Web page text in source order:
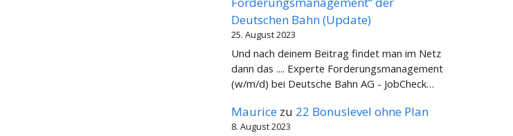
Deutschen Bahn (Update)
25. August 2023
Und nach deinem Beitrag findet man im Netz
dann das .... Experte Forderungsmanagement
(w/m/d) bei Deutsche Bahn AG - JobCheck…
Maurice zu 22 Bonuslevel ohne Plan
8. August 2023